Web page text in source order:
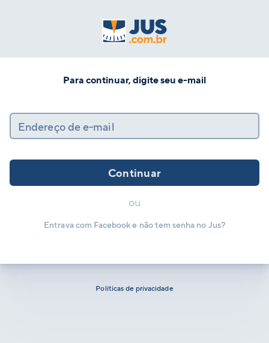
Para continuar, digite seu e-mail
Endereço de e-mail
Continuar
ou
Entrava com Facebook e não tem senha no Jus?
Políticas de privacidade